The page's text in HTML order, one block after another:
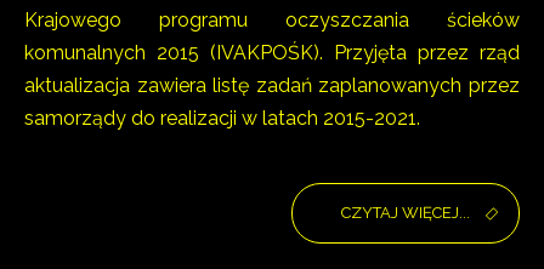
Krajowego programu oczyszczania ścieków
komunalnych 2015 (IVAKPOŚK). Przyjęta przez rząd
aktualizacja zawiera listę zadań zaplanowanych przez
samorządy do realizacji w latach 2015-2021.
CZYTAJ WIĘCEJ...